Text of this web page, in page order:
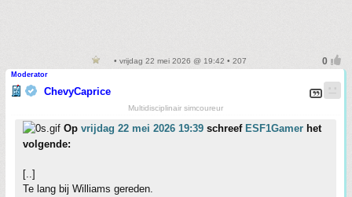
• vrijdag 22 mei 2026 @ 19:42 • 207
Moderator
ChevyCaprice
Multidisciplinair simcoureur
Op vrijdag 22 mei 2026 19:39 schreef ESF1Gamer het
volgende:
[..]
Te lang bij Williams gereden.